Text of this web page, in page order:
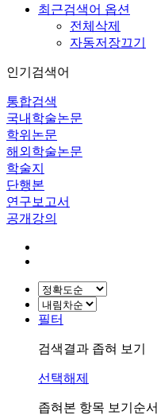
최근검색어 옵션
전체삭제
자동저장끄기
인기검색어
통합검색
국내학술논문
학위논문
해외학술논문
학술지
단행본
연구보고서
공개강의
필터
검색결과 좁혀 보기
선택해제
좁혀본 항목 보기순서